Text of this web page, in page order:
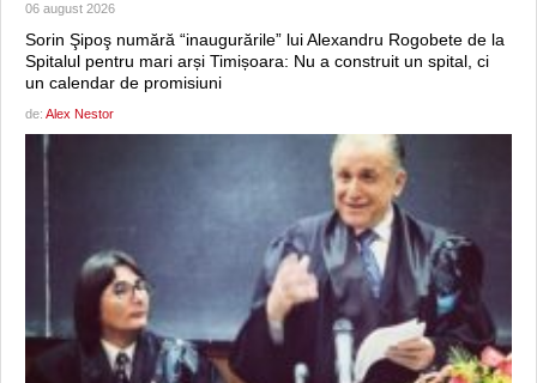
06 august 2026
Sorin Şipoş numără “inaugurările” lui Alexandru Rogobete de la
Spitalul pentru mari arși Timișoara: Nu a construit un spital, ci
un calendar de promisiuni
de: Alex Nestor